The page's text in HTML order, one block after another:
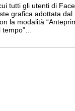
tutti gli utenti di
grafica adottata
la modalità